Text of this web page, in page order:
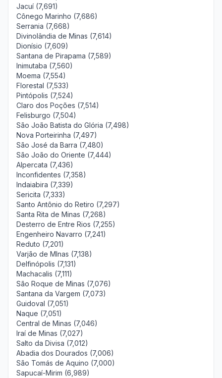
Jacuí (7,691)
Cônego Marinho (7,686)
Serrania (7,668)
Divinolândia de Minas (7,614)
Dionísio (7,609)
Santana de Pirapama (7,589)
Inimutaba (7,560)
Moema (7,554)
Florestal (7,533)
Pintópolis (7,524)
Claro dos Poções (7,514)
Felisburgo (7,504)
São João Batista do Glória (7,498)
Nova Porteirinha (7,497)
São José da Barra (7,480)
São João do Oriente (7,444)
Alpercata (7,436)
Inconfidentes (7,358)
Indaiabira (7,339)
Sericita (7,333)
Santo Antônio do Retiro (7,297)
Santa Rita de Minas (7,268)
Desterro de Entre Rios (7,255)
Engenheiro Navarro (7,241)
Reduto (7,201)
Varjão de MInas (7,138)
Delfinópolis (7,131)
Machacalis (7,111)
São Roque de Minas (7,076)
Santana da Vargem (7,073)
Guidoval (7,051)
Naque (7,051)
Central de Minas (7,046)
Iraí de Minas (7,027)
Salto da Divisa (7,012)
Abadia dos Dourados (7,006)
São Tomás de Aquino (7,000)
Sapucaí-Mirim (6,989)